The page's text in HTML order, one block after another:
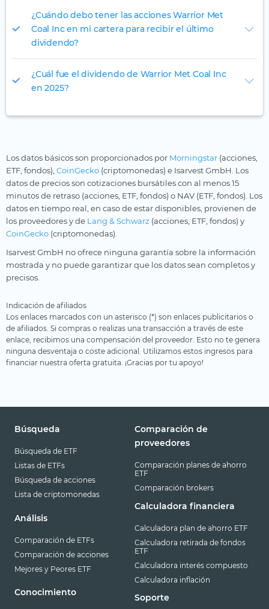
¿Cuándo debo tener las acciones Warrior Met
Coal Inc en mi cartera para recibir el último
dividendo?
¿Cuál fue el dividendo de Warrior Met Coal Inc
en 2025?
Los datos básicos son proporcionados por Morningstar (acciones,
ETF, fondos), CoinGecko (criptomonedas) e Isarvest GmbH. Los
datos de precios son cotizaciones bursátiles con al menos 15
minutos de retraso (acciones, ETF, fondos) o NAV (ETF, fondos). Los
datos en tiempo real, en caso de estar disponibles, provienen de
los proveedores y de Lang & Schwarz (acciones, ETF, fondos) y
CoinGecko (criptomonedas).
Isarvest GmbH no ofrece ninguna garantía sobre la información
mostrada y no puede garantizar que los datos sean completos y
precisos.
Indicación de afiliados
Los enlaces marcados con un asterisco (*) son enlaces publicitarios o
de afiliados. Si compras o realizas una transacción a través de este
enlace, recibimos una compensación del proveedor. Esto no te genera
ninguna desventaja o coste adicional. Utilizamos estos ingresos para
financiar nuestra oferta gratuita. ¡Gracias por tu apoyo!
Búsqueda
Búsqueda de ETF
Listas de ETFs
Búsqueda de acciones
Lista de criptomonedas
Análisis
Comparación de ETFs
Comparación de acciones
Mejores y Peores ETF
Conocimiento
Comparación de
proveedores
Comparación planes de ahorro
ETF
Comparación brokers
Calculadora financiera
Calculadora plan de ahorro ETF
Calculadora retirada de fondos
ETF
Calculadora interés compuesto
Calculadora inflación
Soporte